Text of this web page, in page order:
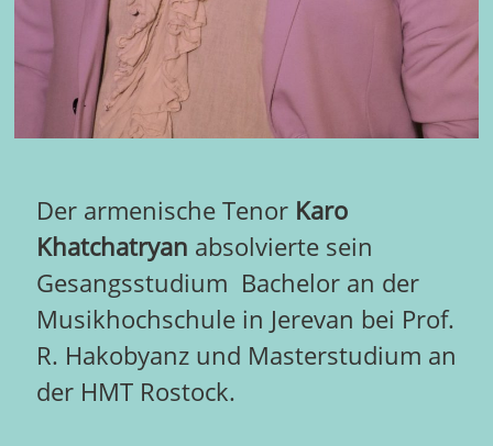
Der armenische Tenor Karo
Khatchatryan absolvierte sein
Gesangsstudium Bachelor an der
Musikhochschule in Jerevan bei Prof.
R. Hakobyanz und Masterstudium an
der HMT Rostock.